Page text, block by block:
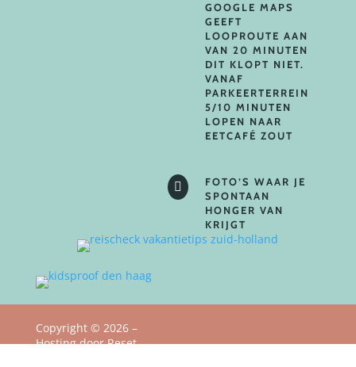
GOOGLE MAPS
GEEFT
LOOPROUTE AAN
VAN 20 MINUTEN
DIT KLOPT NIET.
VANAF
PARKEERTERREIN
5/10 MINUTEN
LOPEN NAAR
EETCAFÉ ZOUT

FOTO’S WAAR JE
SPONTAAN
HONGER VAN
KRIJGT
Copyright © 2026 –
Hosting door Reset